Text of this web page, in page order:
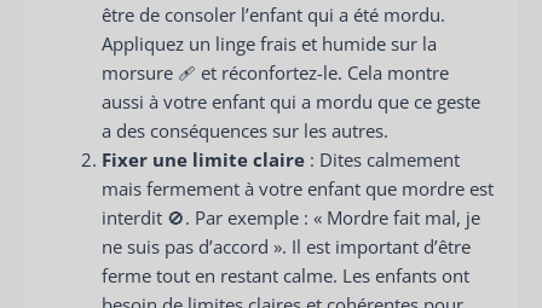
être de consoler l’enfant qui a été mordu.
Appliquez un linge frais et humide sur la
morsure 🩹 et réconfortez-le. Cela montre
aussi à votre enfant qui a mordu que ce geste
a des conséquences sur les autres.
Fixer une limite claire: Dites calmement
mais fermement à votre enfant que mordre est
interdit 🚫. Par exemple : « Mordre fait mal, je
ne suis pas d’accord ». Il est important d’être
ferme tout en restant calme. Les enfants ont